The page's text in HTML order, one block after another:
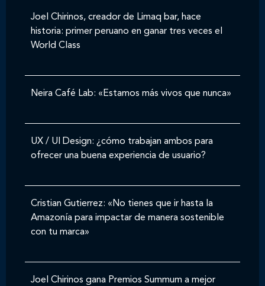
Joel Chirinos, creador de Limaq bar, hace
historia: primer peruano en ganar tres veces el
World Class
Neira Café Lab: «Estamos más vivos que nunca»
UX / UI Design: ¿cómo trabajan ambos para
ofrecer una buena experiencia de usuario?
Cristian Gutierrez: «No tienes que ir hasta la
Amazonía para impactar de manera sostenible
con tu marca»
Joel Chirinos gana Premios Summum a mejor